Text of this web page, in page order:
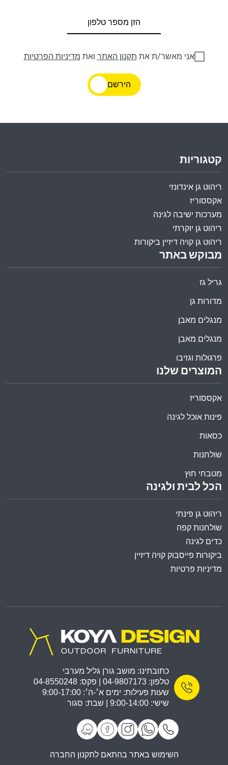
אני מאשר/ת את תקנון האתר ואת מדיניות הפרטיות
הירשם
הכל לבית ולגינה
ריהוט גן פינתי
שולחנות קפה
כדים לגינה
ביקורות פייסבוק קויה דיזיין
מדיניות פרטיות
המוצרים שלנו
אקססוריז
פינות אוכל לגינה
כסאות
שולחנות
מטבחי חוץ
מבוקש באתר
גריל גז
מדורות גן
מנגלים מאבן
מנגלים מאבן
פרגולות וגזיבו
קטגוריות
ריהוט גן אינדונזי
אקססוריז
מערכות ישיבה לגינה
ריהוט גן יוקרתי
ריהוט גן קויה דיזיין ביקורות
כתובתינו: מושב גורן גליל מערבי
טלפון: 04-9807173 | פקס: 04-8550248
שעות פעילות: ימים א׳-ה׳: 9:00-17:00
שישי: 9:00-14:00 | שבת: סגור
השימוש באתר בהתאם לתקנון החברה